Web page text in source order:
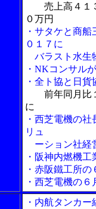
売上高４１
０万円
・サタケと商
０１７に
バラスト水生
・NKコンサル
・全ト協と日
前年同月比
に
・西芝電機の
リュ
ーション社経
・阪神内燃機
・赤阪鐵工所
・西芝電機の
・内航タンカ